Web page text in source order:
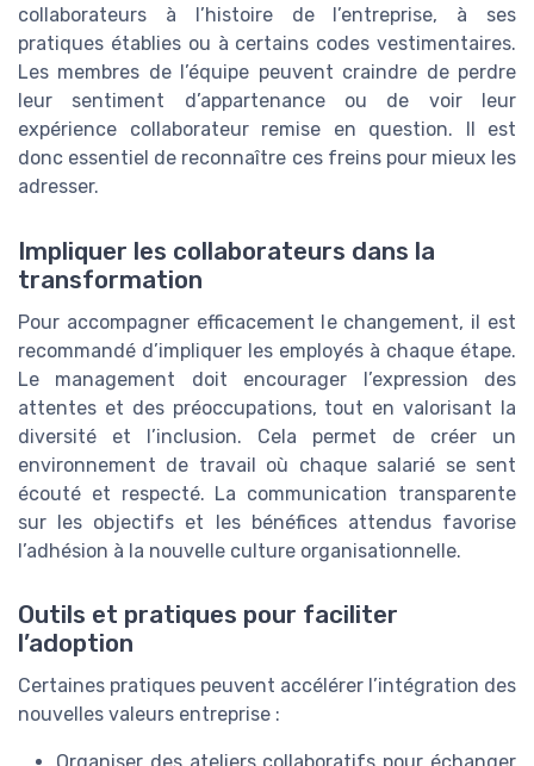
collaborateurs à l’histoire de l’entreprise, à ses
pratiques établies ou à certains codes vestimentaires.
Les membres de l’équipe peuvent craindre de perdre
leur sentiment d’appartenance ou de voir leur
expérience collaborateur remise en question. Il est
donc essentiel de reconnaître ces freins pour mieux les
adresser.
Impliquer les collaborateurs dans la
transformation
Pour accompagner efficacement le changement, il est
recommandé d’impliquer les employés à chaque étape.
Le management doit encourager l’expression des
attentes et des préoccupations, tout en valorisant la
diversité et l’inclusion. Cela permet de créer un
environnement de travail où chaque salarié se sent
écouté et respecté. La communication transparente
sur les objectifs et les bénéfices attendus favorise
l’adhésion à la nouvelle culture organisationnelle.
Outils et pratiques pour faciliter
l’adoption
Certaines pratiques peuvent accélérer l’intégration des
nouvelles valeurs entreprise :
Organiser des ateliers collaboratifs pour échanger